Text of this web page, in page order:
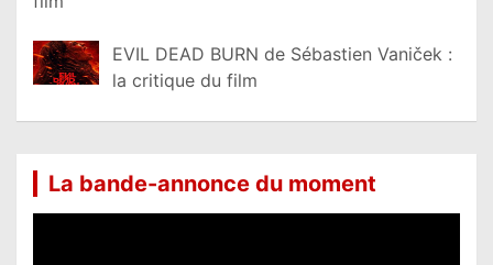
EVIL DEAD BURN de Sébastien Vaniček :
la critique du film
La bande-annonce du moment